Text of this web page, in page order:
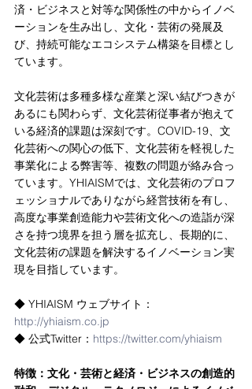
済・ビジネスと対等な関係性の中からイノベ
ーションを生み出し、文化・芸術の発展及
び、持続可能なエコシステム構築を目標とし
ています。
文化芸術は多種多様な産業と深い結びつきが
あるにも関わらず、文化芸術従事者が抱えて
いる経済的課題は深刻です。COVID-19、文
化芸術への関心の低下、文化芸術を軽視した
事業化による弊害等、複数の問題が絡み合っ
ています。YHIAISMでは、文化芸術のプロフ
ェッショナルでありながら経営技術を有し、
高度な事業創造能力や芸術文化への造詣が深
さを持つ境界を担う層を拡充し、長期的に、
文化芸術の課題を解決するイノベーション実
現を目指しています。
◆ YHIAISM ウェブサイト：
http://yhiaism.co.jp
◆ 公式Twitter： https://twitter.com/yhiaism
特徴：文化・芸術と経済・ビジネスの創造的